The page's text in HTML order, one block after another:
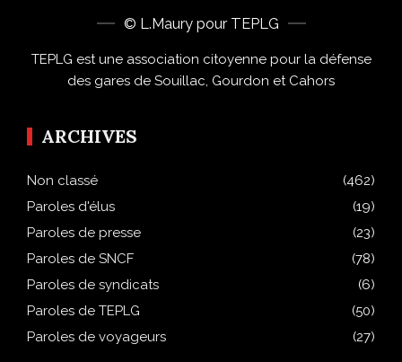
© L.Maury pour TEPLG
TEPLG est une association citoyenne pour la défense
des gares de Souillac, Gourdon et Cahors
ARCHIVES
Non classé
(462)
Paroles d'élus
(19)
Paroles de presse
(23)
Paroles de SNCF
(78)
Paroles de syndicats
(6)
Paroles de TEPLG
(50)
Paroles de voyageurs
(27)